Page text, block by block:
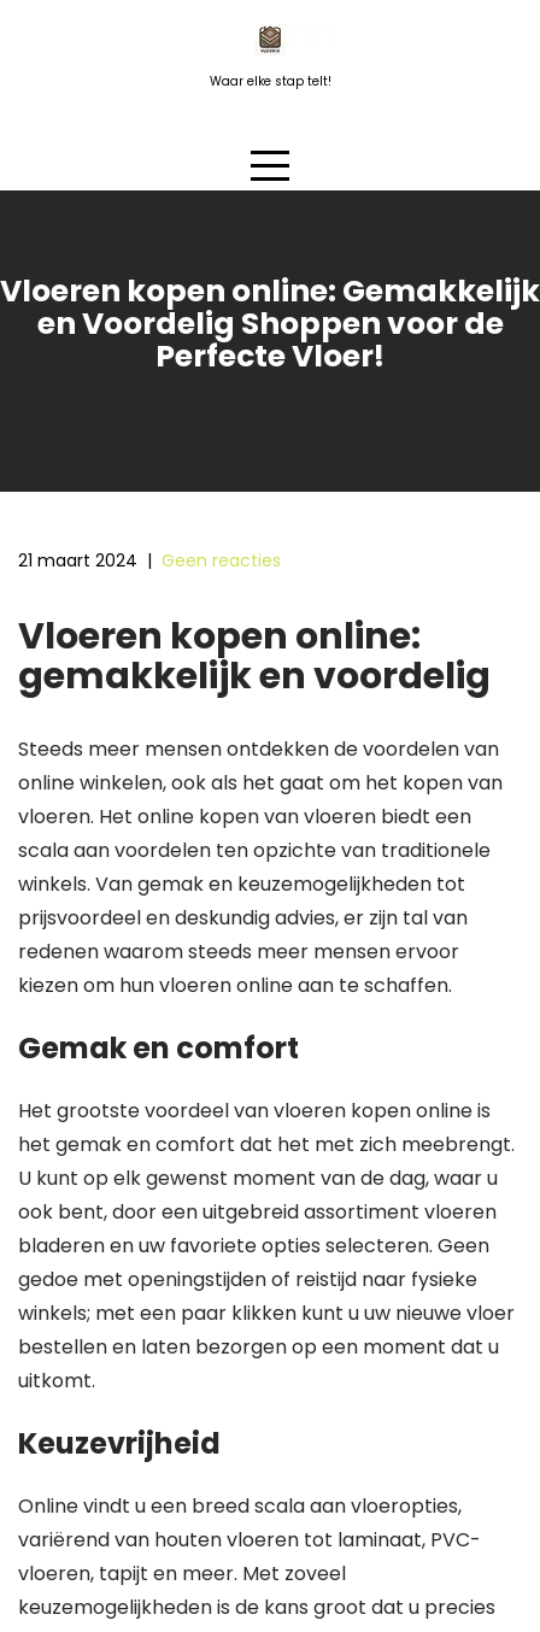
Waar elke stap telt!
Vloeren kopen online: Gemakkelijk
en Voordelig Shoppen voor de
Perfecte Vloer!
21 maart 2024 | Geen reacties
Vloeren kopen online:
gemakkelijk en voordelig
Steeds meer mensen ontdekken de voordelen van
online winkelen, ook als het gaat om het kopen van
vloeren. Het online kopen van vloeren biedt een
scala aan voordelen ten opzichte van traditionele
winkels. Van gemak en keuzemogelijkheden tot
prijsvoordeel en deskundig advies, er zijn tal van
redenen waarom steeds meer mensen ervoor
kiezen om hun vloeren online aan te schaffen.
Gemak en comfort
Het grootste voordeel van vloeren kopen online is
het gemak en comfort dat het met zich meebrengt.
U kunt op elk gewenst moment van de dag, waar u
ook bent, door een uitgebreid assortiment vloeren
bladeren en uw favoriete opties selecteren. Geen
gedoe met openingstijden of reistijd naar fysieke
winkels; met een paar klikken kunt u uw nieuwe vloer
bestellen en laten bezorgen op een moment dat u
uitkomt.
Keuzevrijheid
Online vindt u een breed scala aan vloeropties,
variërend van houten vloeren tot laminaat, PVC-
vloeren, tapijt en meer. Met zoveel
keuzemogelijkheden is de kans groot dat u precies